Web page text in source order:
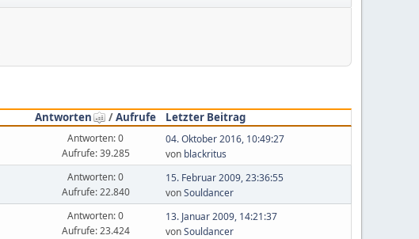
Antworten /Aufrufe
Letzter Beitrag
Antworten: 0
Aufrufe: 39.285
04. Oktober 2016, 10:49:27
von blackritus
Antworten: 0
Aufrufe: 22.840
15. Februar 2009, 23:36:55
vonSouldancer
Antworten: 0
Aufrufe: 23.424
13. Januar 2009, 14:21:37
vonSouldancer